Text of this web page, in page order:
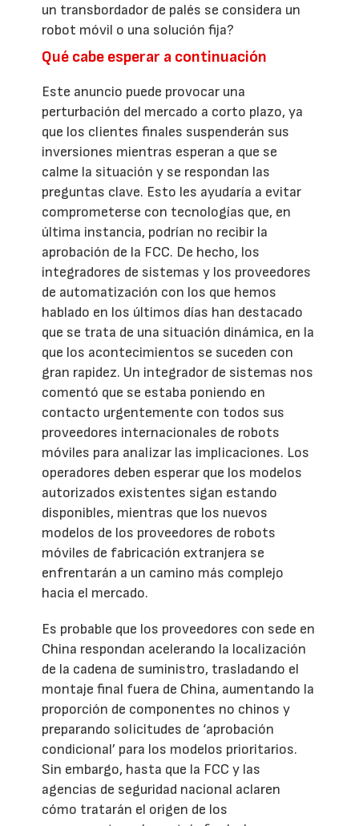
un transbordador de palés se considera un
robot móvil o una solución fija?
Qué cabe esperar a continuación
Este anuncio puede provocar una
perturbación del mercado a corto plazo, ya
que los clientes finales suspenderán sus
inversiones mientras esperan a que se
calme la situación y se respondan las
preguntas clave. Esto les ayudaría a evitar
comprometerse con tecnologías que, en
última instancia, podrían no recibir la
aprobación de la FCC. De hecho, los
integradores de sistemas y los proveedores
de automatización con los que hemos
hablado en los últimos días han destacado
que se trata de una situación dinámica, en la
que los acontecimientos se suceden con
gran rapidez. Un integrador de sistemas nos
comentó que se estaba poniendo en
contacto urgentemente con todos sus
proveedores internacionales de robots
móviles para analizar las implicaciones. Los
operadores deben esperar que los modelos
autorizados existentes sigan estando
disponibles, mientras que los nuevos
modelos de los proveedores de robots
móviles de fabricación extranjera se
enfrentarán a un camino más complejo
hacia el mercado.
Es probable que los proveedores con sede en
China respondan acelerando la localización
de la cadena de suministro, trasladando el
montaje final fuera de China, aumentando la
proporción de componentes no chinos y
preparando solicitudes de ‘aprobación
condicional’ para los modelos prioritarios.
Sin embargo, hasta que la FCC y las
agencias de seguridad nacional aclaren
cómo tratarán el origen de los